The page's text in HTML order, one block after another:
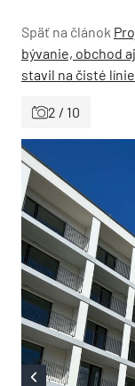
Späť na článok
bývanie, obchod
stavil na čisté línie
2 / 10